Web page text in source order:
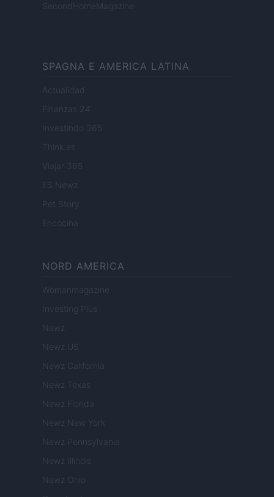
SecondHomeMagazine
SPAGNA E AMERICA LATINA
Actualidad
Finanzas 24
Investindo 365
Think.es
Viajar 365
ES Newz
Pet Story
Encocina
NORD AMERICA
Womanmagazine
Investing Plus
Newz
Newz US
Newz California
Newz Texas
Newz Florida
Newz New York
Newz Pennsylvania
Newz Illinois
Newz Ohio